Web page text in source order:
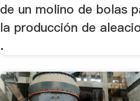
de un molino de bolas
la producción de
.